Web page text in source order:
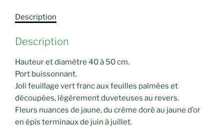
Description
Description
Hauteur et diamètre 40 à 50 cm.
Port buissonnant.
Joli feuillage vert franc aux feuilles palmées et
découpées, légèrement duveteuses au revers.
Fleurs nuances de jaune, du crème doré au jaune d’or
en épis terminaux de juin à juillet.